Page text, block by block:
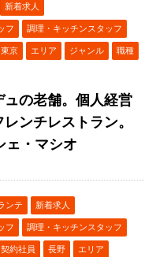
新着求人
フ 調理・キッチンスタッフ
東京 エリア ジャンル 職種
ュの老舗。個人経営
ンチレストラン。
ェ・マシオ
ンテ 新着求人
フ 調理・キッチンスタッフ
契約社員 長野 エリア